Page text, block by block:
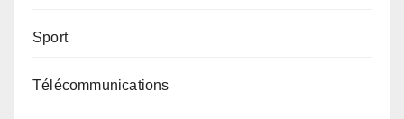
Sport
Télécommunications